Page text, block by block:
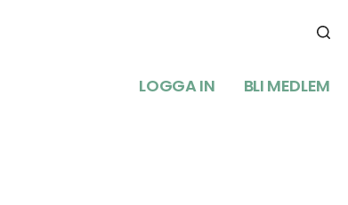
LOGGA IN BLI MEDLEM